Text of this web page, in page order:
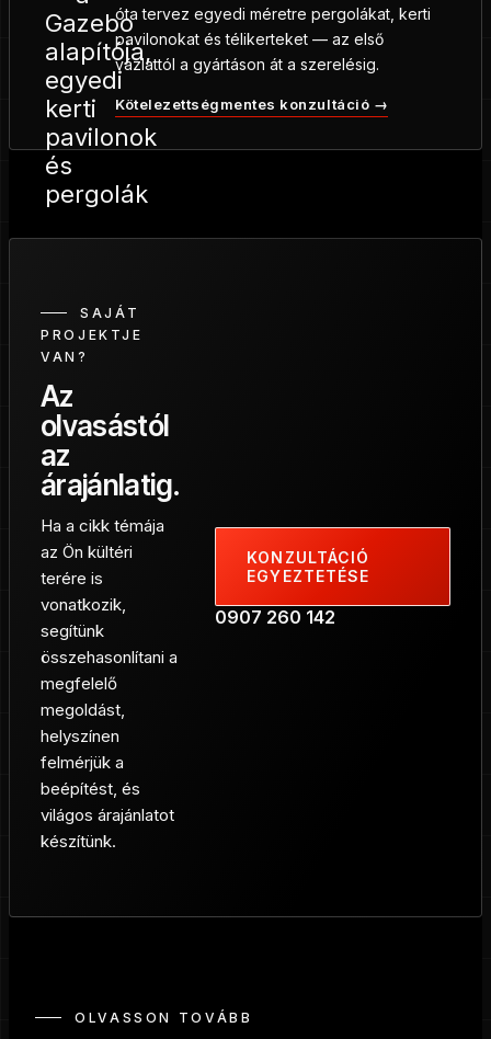
óta tervez egyedi méretre pergolákat, kerti
pavilonokat és télikerteket — az első
vázlattól a gyártáson át a szerelésig.
Kötelezettségmentes konzultáció →
SAJÁT
PROJEKTJE
VAN?
Az
olvasástól
az
árajánlatig.
Ha a cikk témája
az Ön kültéri
terére is
vonatkozik,
segítünk
összehasonlítani a
megfelelő
megoldást,
helyszínen
felmérjük a
beépítést, és
világos árajánlatot
készítünk.
KONZULTÁCIÓ
EGYEZTETÉSE
0907 260 142
OLVASSON TOVÁBB